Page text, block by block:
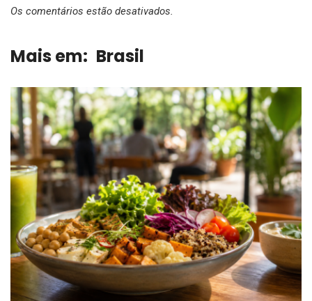
Os comentários estão desativados.
Mais em: Brasil